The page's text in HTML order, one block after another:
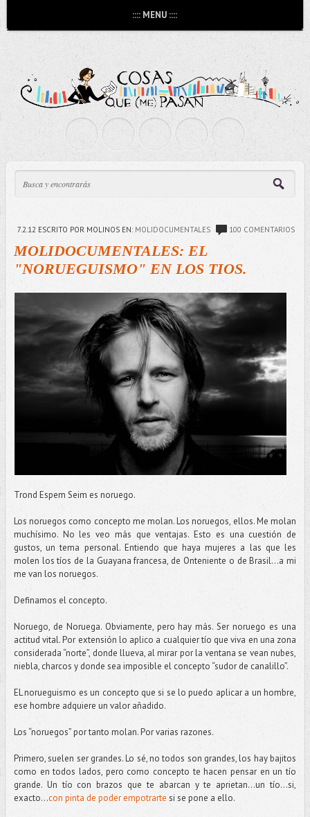
:::: MENU ::::
7.2.12 ESCRITO POR MOLINOS EN: MOLIDOCUMENTALES 100 COMENTARIOS
MOLIDOCUMENTALES: EL
"NORUEGUISMO" EN LOS TIOS.
Trond Espem Seim es noruego.
Los noruegos como concepto me molan. Los noruegos, ellos. Me molan
muchísimo. No les veo más que ventajas. Esto es una cuestión de
gustos, un tema personal. Entiendo que haya mujeres a las que les
molen los tíos de la Guayana francesa, de Onteniente o de Brasil…a mi
me van los noruegos.
Definamos el concepto.
Noruego, de Noruega. Obviamente, pero hay más. Ser noruego es una
actitud vital. Por extensión lo aplico a cualquier tío que viva en una zona
considerada “norte”, donde llueva, al mirar por la ventana se vean nubes,
niebla, charcos y donde sea imposible el concepto “sudor de canalillo”.
EL norueguismo es un concepto que si se lo puedo aplicar a un hombre,
ese hombre adquiere un valor añadido.
Los “noruegos” por tanto molan. Por varias razones.
Primero, suelen ser grandes. Lo sé, no todos son grandes, los hay bajitos
como en todos lados, pero como concepto te hacen pensar en un tío
grande. Un tío con brazos que te abarcan y te aprietan…un tío...si,
exacto...con pinta de poder empotrarte si se pone a ello.